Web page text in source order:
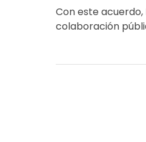
Con este
colaboración